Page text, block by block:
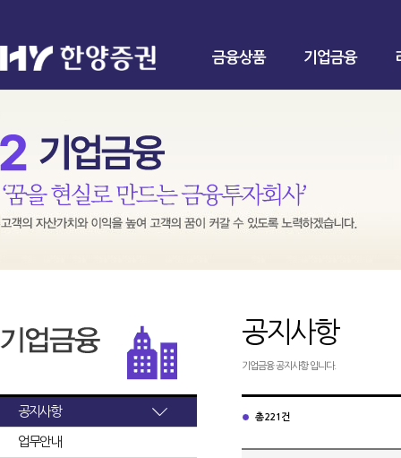
금융상품 기업금융
공지사항
업무안내
공지사항
기업금융 공지사항 입니다.
총 221건